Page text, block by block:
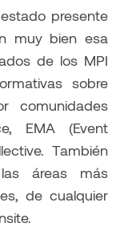
presente
muy bien esa
de los MPI
sobre
comunidades
EMA (Event
También
áreas más
de cualquier